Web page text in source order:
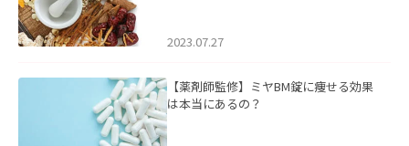
2023.07.27
【薬剤師監修】ミヤBM錠に痩せる効果
は本当にあるの？